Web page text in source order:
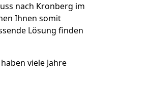
nach Kronberg im
Ihnen somit
Lösung finden
viele Jahre